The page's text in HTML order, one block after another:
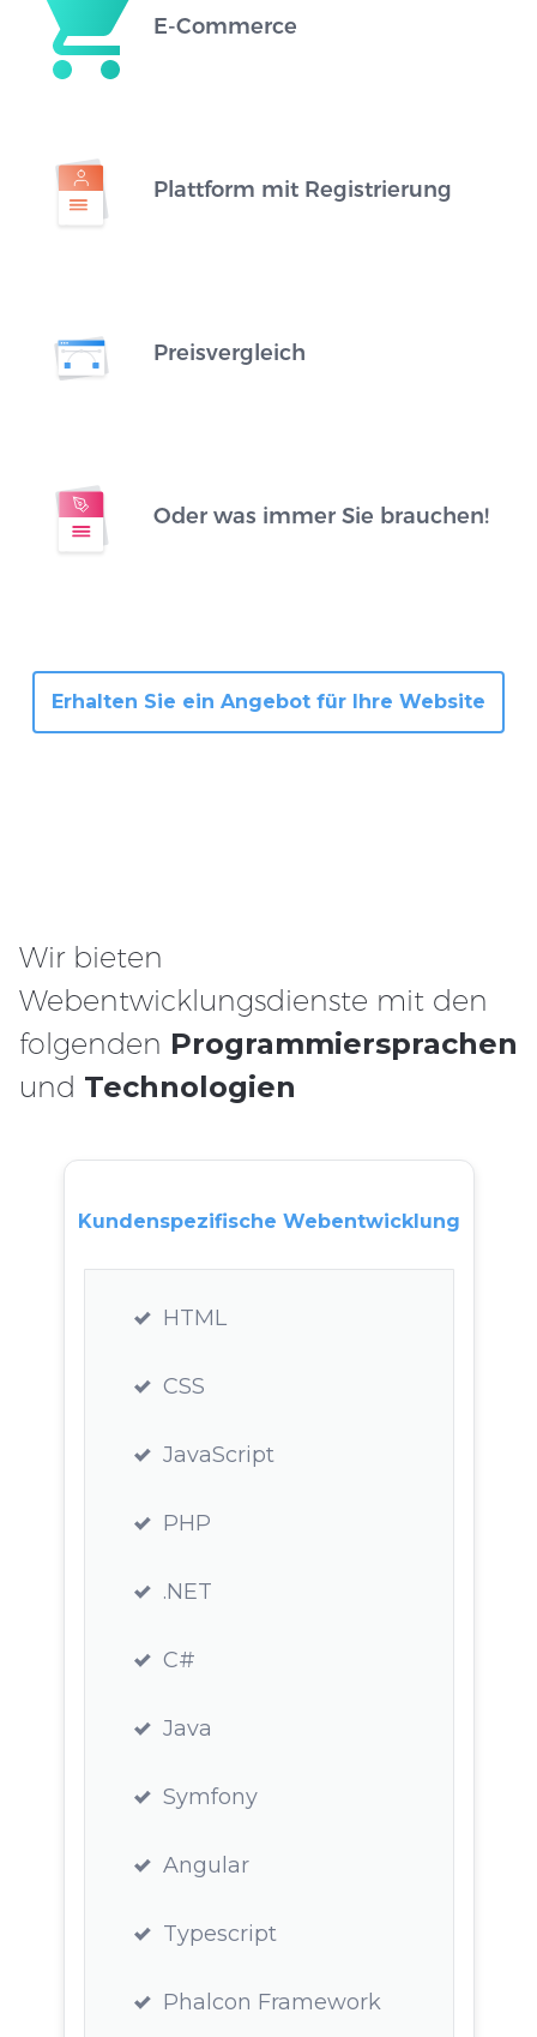
E-Commerce
Plattform mit Registrierung
Preisvergleich
Oder was immer Sie brauchen!
Erhalten Sie ein Angebot für Ihre Website
Wir bieten
Webentwicklungsdienste mit den
folgenden Programmiersprachen
und Technologien
Kundenspezifische Webentwicklung
HTML
CSS
JavaScript
PHP
.NET
C#
Java
Symfony
Angular
Typescript
Phalcon Framework